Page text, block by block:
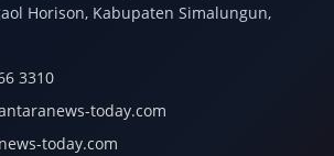
Horison, Kabupaten Simalungun,
3310
today.com
today.com